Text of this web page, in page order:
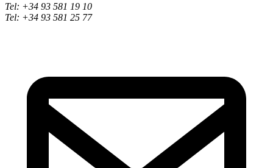
Tel: +34 93 581 19 10
Tel: +34 93 581 25 77